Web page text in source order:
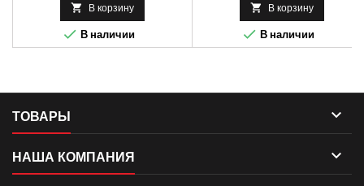
 В корзину
 В наличии
 В корзину
 В наличии
ТОВАРЫ 
НАША КОМПАНИЯ 